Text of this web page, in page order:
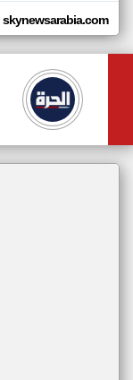
skynewsarabia.com